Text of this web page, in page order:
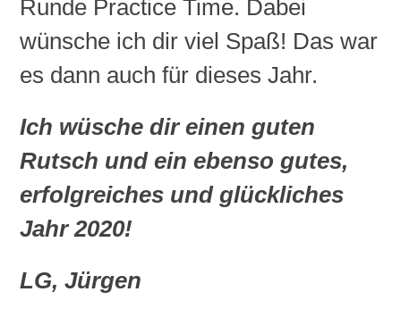
Runde Practice Time. Dabei
wünsche ich dir viel Spaß! Das war
es dann auch für dieses Jahr.
Ich wüsche dir einen guten
Rutsch und ein ebenso gutes,
erfolgreiches und glückliches
Jahr 2020!
LG, Jürgen